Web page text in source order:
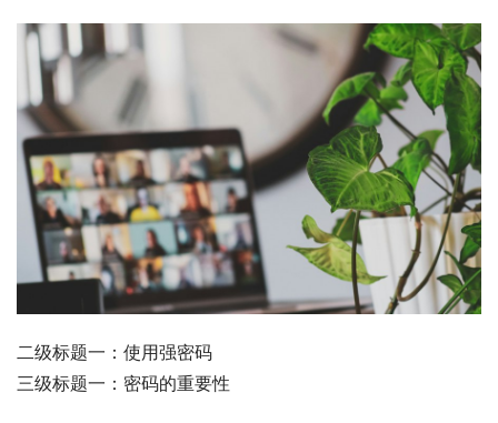
二级标题一：使用强密码
三级标题一：密码的重要性